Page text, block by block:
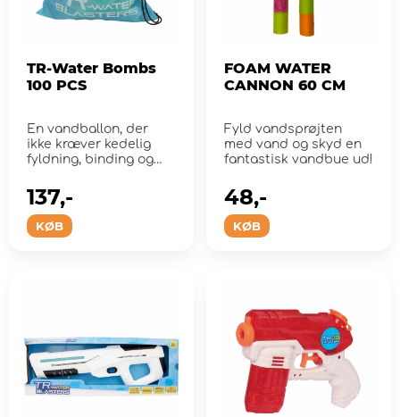
TR-Water Bombs
100 PCS
En vandballon, der
ikke kræver kedelig
fyldning, binding og
KØB
137,-
FOAM WATER
CANNON 60 CM
Fyld vandsprøjten
med vand og skyd en
fantastisk vandbue ud!
KØB
48,-